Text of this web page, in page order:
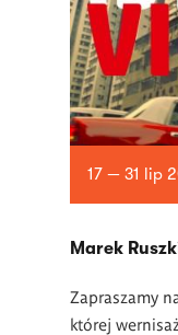
17 — 31 lip
Marek
Zapraszamy
której